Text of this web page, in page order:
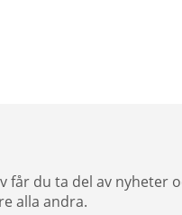
får du ta del av nyheter
alla andra.